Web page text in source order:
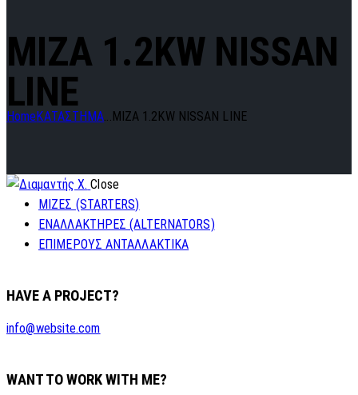
MIZA 1.2KW NISSAN
LINE
Home ΚΑΤΑΣΤΗΜΑ... MIZA 1.2KW NISSAN LINE
Close
ΜΙΖΕΣ (STARTERS)
ΕΝΑΛΛΑΚΤΗΡΕΣ (ALTERNATORS)
ΕΠΙΜΕΡΟΥΣ ΑΝΤΑΛΛΑΚΤΙΚΑ
HAVE A PROJECT?
info@website.com
WANT TO WORK WITH ME?